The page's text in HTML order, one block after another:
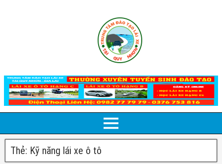
Thẻ: Kỹ năng lái xe ô tô